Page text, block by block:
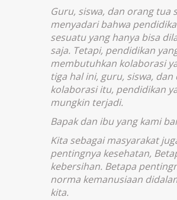
Guru, siswa, dan orang tua
menyadari bahwa
sesuatu yang hanya bisa
saja. Tetapi, pendidikan
membutuhkan kolaborasi
tiga hal ini, guru, siswa,
kolaborasi itu, pendidikan
mungkin terjadi.
Bapak dan ibu yang kami
Kita sebagai masyarakat
pentingnya kesehatan,
kebersihan. Betapa
norma kemanusiaan
kita.